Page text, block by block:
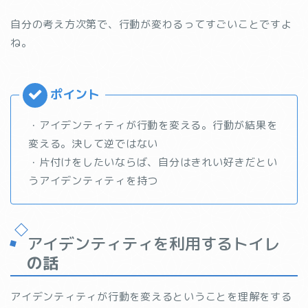
自分の考え方次第で、行動が変わるってすごいことですよ
ね。
・アイデンティティが行動を変える。行動が結果を
変える。決して逆ではない
・片付けをしたいならば、自分はきれい好きだとい
うアイデンティティを持つ
アイデンティティを利用するトイレ
の話
アイデンティティが行動を変えるということを理解をする